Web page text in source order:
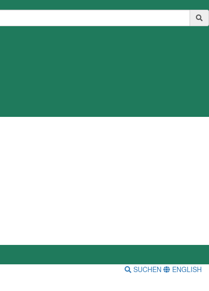
SUCHEN ENGLISH